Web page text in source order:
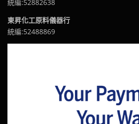
統編:52882638
東昇化工原料儀器行
統編:52488869